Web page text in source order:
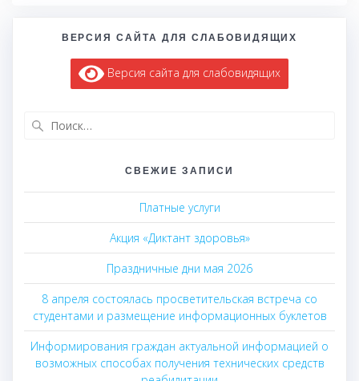
ВЕРСИЯ САЙТА ДЛЯ СЛАБОВИДЯЩИХ
Версия сайта для слабовидящих
СВЕЖИЕ ЗАПИСИ
Платные услуги
Акция «Диктант здоровья»
Праздничные дни мая 2026
8 апреля состоялась просветительская встреча со
студентами и размещение информационных буклетов
Информирования граждан актуальной информацией о
возможных способах получения технических средств